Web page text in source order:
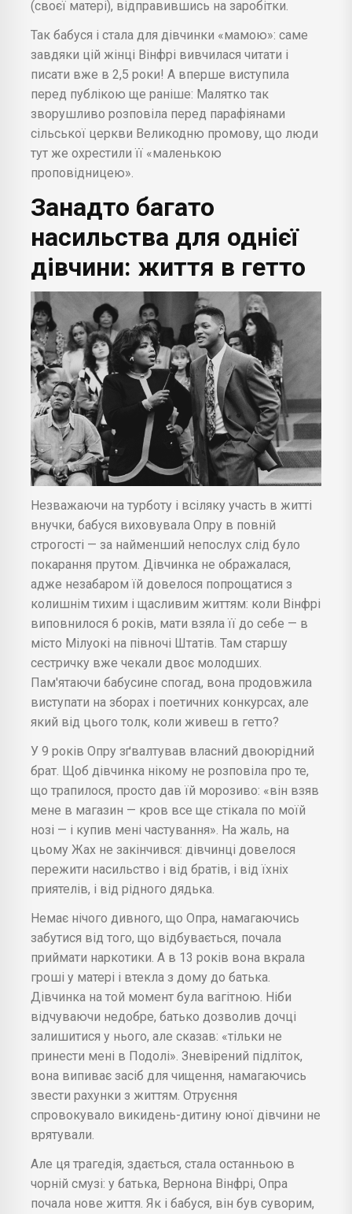
(своєї матері), відправившись на заробітки.
Так бабуся і стала для дівчинки «мамою»: саме
завдяки цій жінці Вінфрі вивчилася читати і
писати вже в 2,5 роки! А вперше виступила
перед публікою ще раніше: Малятко так
зворушливо розповіла перед парафіянами
сільської церкви Великодню промову, що люди
тут же охрестили її «маленькою
проповідницею».
Занадто багато
насильства для однієї
дівчини: життя в гетто
Незважаючи на турботу і всіляку участь в житті
внучки, бабуся виховувала Опру в повній
строгості — за найменший непослух слід було
покарання прутом. Дівчинка не ображалася,
адже незабаром їй довелося попрощатися з
колишнім тихим і щасливим життям: коли Вінфрі
виповнилося 6 років, мати взяла її до себе — в
місто Мілуокі на півночі Штатів. Там старшу
сестричку вже чекали двоє молодших.
Пам'ятаючи бабусине спогад, вона продовжила
виступати на зборах і поетичних конкурсах, але
який від цього толк, коли живеш в гетто?
У 9 років Опру зґвалтував власний двоюрідний
брат. Щоб дівчинка нікому не розповіла про те,
що трапилося, просто дав їй морозиво: «він взяв
мене в магазин — кров все ще стікала по моїй
нозі — і купив мені частування». На жаль, на
цьому Жах не закінчився: дівчинці довелося
пережити насильство і від братів, і від їхніх
приятелів, і від рідного дядька.
Немає нічого дивного, що Опра, намагаючись
забутися від того, що відбувається, почала
приймати наркотики. А в 13 років вона вкрала
гроші у матері і втекла з дому до батька.
Дівчинка на той момент була вагітною. Ніби
відчуваючи недобре, батько дозволив дочці
залишитися у нього, але сказав: «тільки не
принести мені в Подолі». Зневірений підліток,
вона випиває засіб для чищення, намагаючись
звести рахунки з життям. Отруєння
спровокувало викидень-дитину юної дівчини не
врятували.
Але ця трагедія, здається, стала останньою в
чорній смузі: у батька, Вернона Вінфрі, Опра
почала нове життя. Як і бабуся, він був суворим,